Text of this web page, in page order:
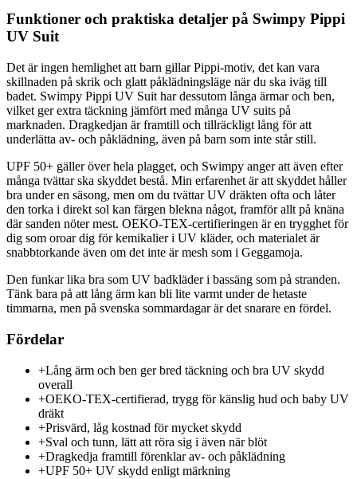
Funktioner och praktiska detaljer på Swimpy Pippi
UV Suit
Det är ingen hemlighet att barn gillar Pippi-motiv, det kan vara
skillnaden på skrik och glatt påklädningsläge när du ska iväg till
badet. Swimpy Pippi UV Suit har dessutom långa ärmar och ben,
vilket ger extra täckning jämfört med många UV suits på
marknaden. Dragkedjan är framtill och tillräckligt lång för att
underlätta av- och påklädning, även på barn som inte står still.
UPF 50+ gäller över hela plagget, och Swimpy anger att även efter
många tvättar ska skyddet bestå. Min erfarenhet är att skyddet håller
bra under en säsong, men om du tvättar UV dräkten ofta och låter
den torka i direkt sol kan färgen blekna något, framför allt på knäna
där sanden nöter mest. OEKO-TEX-certifieringen är en trygghet för
dig som oroar dig för kemikalier i UV kläder, och materialet är
snabbtorkande även om det inte är mesh som i Geggamoja.
Den funkar lika bra som UV badkläder i bassäng som på stranden.
Tänk bara på att lång ärm kan bli lite varmt under de hetaste
timmarna, men på svenska sommardagar är det snarare en fördel.
Fördelar
+Lång ärm och ben ger bred täckning och bra UV skydd
overall
+OEKO-TEX-certifierad, trygg för känslig hud och baby UV
dräkt
+Prisvärd, låg kostnad för mycket skydd
+Sval och tunn, lätt att röra sig i även när blöt
+Dragkedja framtill förenklar av- och påklädning
+UPF 50+ UV skydd enligt märkning